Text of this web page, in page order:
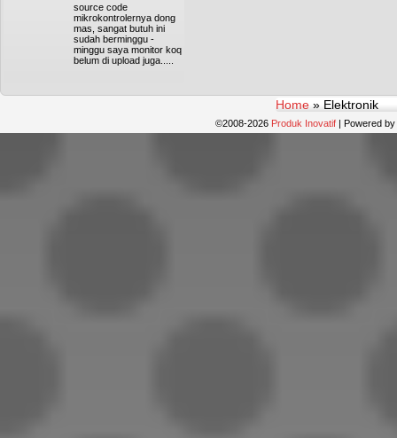
source code
mikrokontrolernya dong
mas, sangat butuh ini
sudah berminggu -
minggu saya monitor koq
belum di upload juga.....
Home» Elektronik
©2008-2026 Produk Inovatif | Powered by